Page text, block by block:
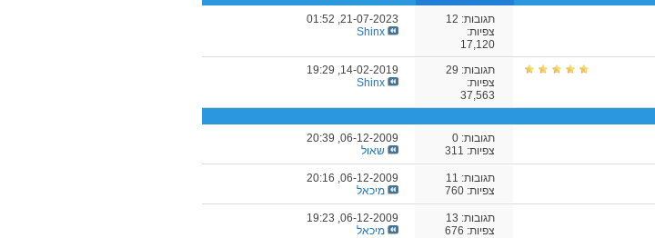
תגובות: 12
צפיות:
17,120
21-07-2023,
01:52
Shinx
תגובות: 29
צפיות:
37,563
14-02-2019,
19:29
Shinx
תגובות: 0
צפיות: 311
06-12-2009,
20:39
שאול
תגובות: 11
צפיות: 760
06-12-2009,
20:16
מיכאל
תגובות: 13
צפיות: 676
06-12-2009,
19:23
מיכאל